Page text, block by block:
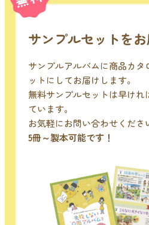
サンプルセットをお
サンプルアルバムに商品カタ
ットにしてお届けします。
無料サンプルセットは早けれ
ています。
お気軽にお問い合わせくださ
5冊～製本可能です！